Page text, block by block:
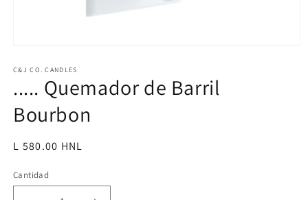
multimedia
en
ventana
modal
C&J CO. CANDLES
..... Quemador de Barril
Bourbon
Precio
L 580.00 HNL
Cantidad